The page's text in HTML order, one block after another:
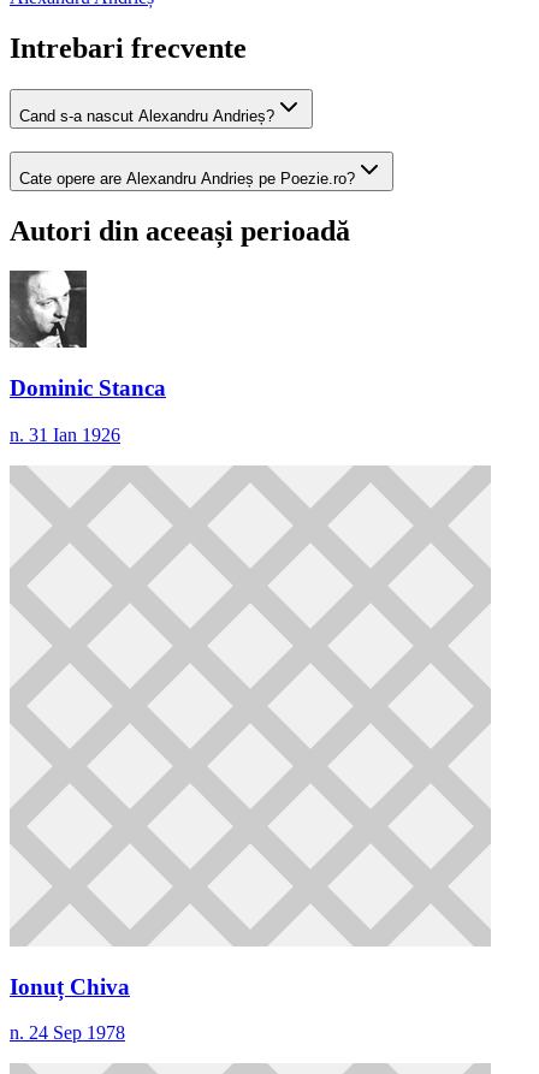
Intrebari frecvente
Cand s-a nascut Alexandru Andrieș?
Cate opere are Alexandru Andrieș pe Poezie.ro?
Autori din aceeași perioadă
Dominic Stanca
n. 31 Ian 1926
Ionuț Chiva
n. 24 Sep 1978